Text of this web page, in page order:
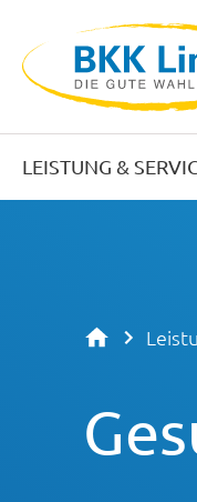
LEISTUNG &